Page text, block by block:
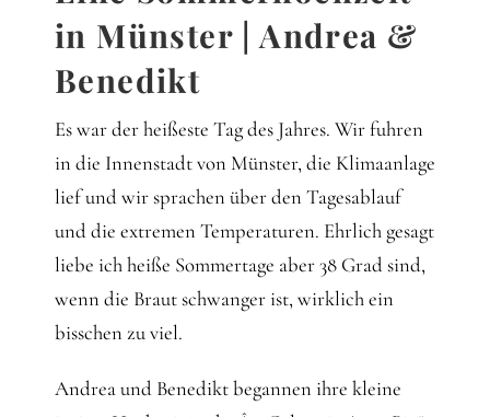
Business
Familie
Gedanken
Mindset
Schreiben
in Münster | Andrea &
Benedikt
Es war der heißeste Tag des Jahres. Wir fuhren
in die Innenstadt von Münster, die Klimaanlage
lief und wir sprachen über den Tagesablauf
und die extremen Temperaturen. Ehrlich gesagt
liebe ich heiße Sommertage aber 38 Grad sind,
wenn die Braut schwanger ist, wirklich ein
bisschen zu viel.
Andrea und Benedikt begannen ihre kleine